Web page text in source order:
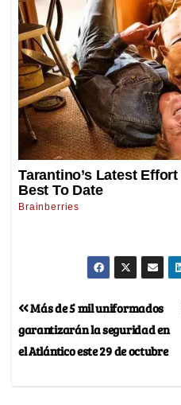
Más de 5 mil uniformados
garantizarán la seguridad en
el Atlántico este 29 de octubre